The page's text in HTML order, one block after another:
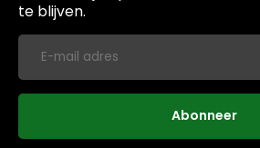
te blijven.
Abonneer